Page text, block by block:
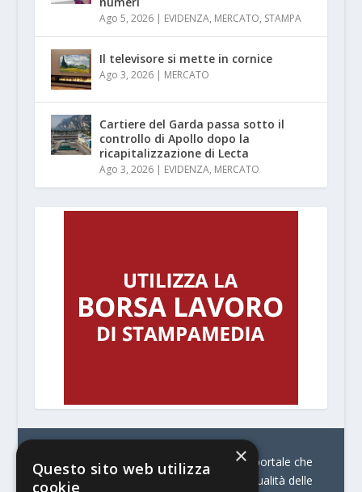
Ago 5, 2026| EVIDENZA, MERCATO, STAMPA
Il televisore si mette in cornice
Ago 3, 2026| MERCATO
Cartiere del Garda passa sotto il
controllo di Apollo dopo la
ricapitalizzazione di Lecta
Ago 3, 2026| EVIDENZA, MERCATO
© Stratego Group –
stampamedia.net è il portale che
racconta le innovazioni tecnologiche e l’attualità delle
×
Questo sito web utilizza
cookie